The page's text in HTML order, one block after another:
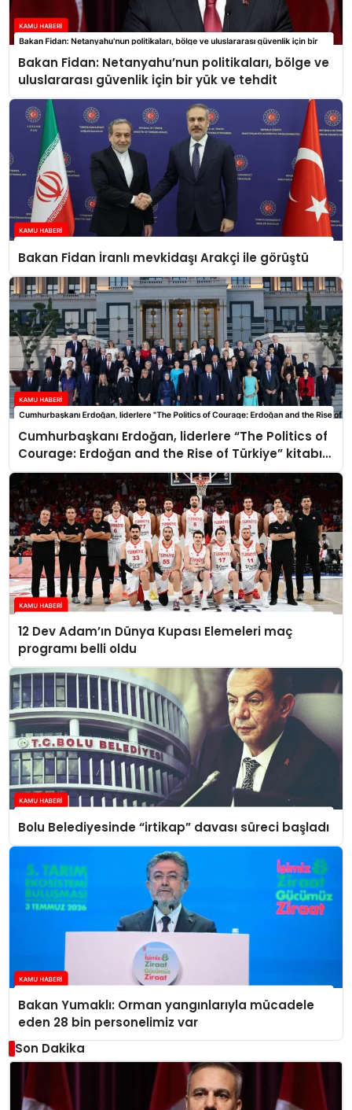
Bakan Fidan: Netanyahu’nun politikaları, bölge ve
uluslararası güvenlik için bir yük ve tehdit
Bakan Fidan İranlı mevkidaşı Arakçi ile görüştü
Cumhurbaşkanı Erdoğan, liderlere “The Politics of
Courage: Erdoğan and the Rise of Türkiye” kitabını
takdim etti
12 Dev Adam’ın Dünya Kupası Elemeleri maç
programı belli oldu
Bolu Belediyesinde “irtikap” davası süreci başladı
Bakan Yumaklı: Orman yangınlarıyla mücadele
eden 28 bin personelimiz var
Son Dakika